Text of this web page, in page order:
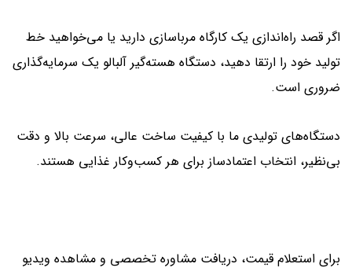
اگر قصد راه‌اندازی یک کارگاه مرباسازی دارید یا می‌خواهید خط
تولید خود را ارتقا دهید، دستگاه هسته‌گیر آلبالو یک سرمایه‌گذاری
ضروری است.
دستگاه‌های تولیدی ما با کیفیت ساخت عالی، سرعت بالا و دقت
بی‌نظیر، انتخاب اعتمادساز برای هر کسب‌وکار غذایی هستند.
برای استعلام قیمت، دریافت مشاوره تخصصی و مشاهده ویدیو